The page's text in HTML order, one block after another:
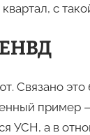
с
это
пример
УСН, а в